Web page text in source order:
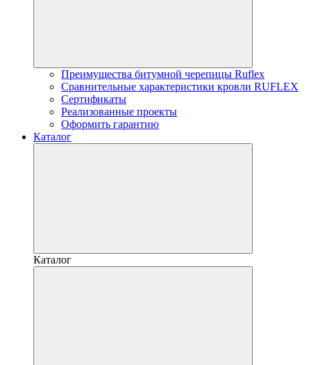
Преимущества битумной черепицы Ruflex
Сравнительные характеристики кровли RUFLEX
Сертификаты
Реализованные проекты
Оформить гарантию
Каталог
Каталог